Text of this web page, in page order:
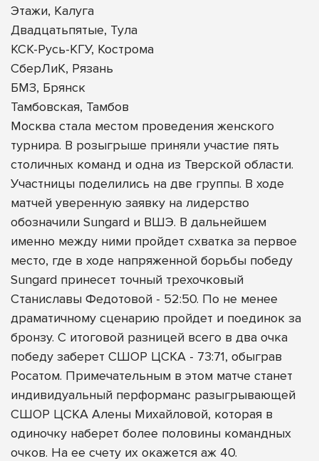
Этажи, Калуга
Двадцатьпятые, Тула
КСК-Русь-КГУ, Кострома
СберЛиК, Рязань
БМЗ, Брянск
Тамбовская, Тамбов
Москва стала местом проведения женского
турнира. В розыгрыше приняли участие пять
столичных команд и одна из Тверской области.
Участницы поделились на две группы. В ходе
матчей уверенную заявку на лидерство
обозначили Sungard и ВШЭ. В дальнейшем
именно между ними пройдет схватка за первое
место, где в ходе напряженной борьбы победу
Sungard принесет точный трехочковый
Станиславы Федотовой - 52:50. По не менее
драматичному сценарию пройдет и поединок за
бронзу. С итоговой разницей всего в два очка
победу заберет СШОР ЦСКА - 73:71, обыграв
Росатом. Примечательным в этом матче станет
индивидуальный перформанс разыгрывающей
СШОР ЦСКА Алены Михайловой, которая в
одиночку наберет более половины командных
очков. На ее счету их окажется аж 40.